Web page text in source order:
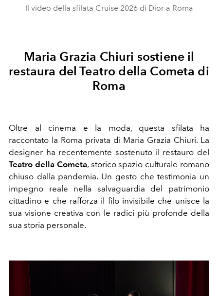
Il video della sfilata Cruise 2026 di Dior a Roma
Maria Grazia Chiuri sostiene il
restaura del Teatro della Cometa di
Roma
Oltre al cinema e la moda, questa sfilata ha
raccontato la Roma privata di Maria Grazia Chiuri. La
designer ha recentemente sostenuto il restauro del
Teatro della Cometa, storico spazio culturale romano
chiuso dalla pandemia. Un gesto che testimonia un
impegno reale nella salvaguardia del patrimonio
cittadino e che rafforza il filo invisibile che unisce la
sua visione creativa con le radici più profonde della
sua storia personale.